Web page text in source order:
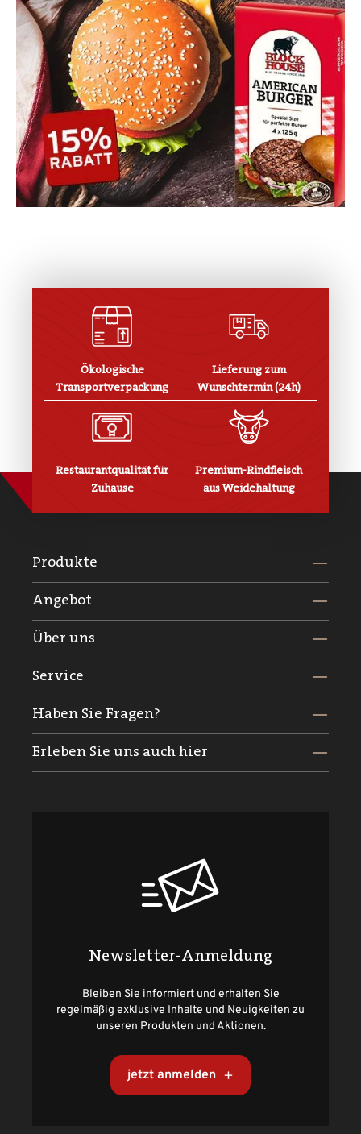
Ökologische
Transportverpackung
Lieferung zum
Wunschtermin (24h)
Restaurantqualität für
Zuhause
Premium-Rindfleisch
aus Weidehaltung
Produkte
Angebot
Über uns
Service
Haben Sie Fragen?
Erleben Sie uns auch hier
Newsletter-Anmeldung
Bleiben Sie informiert und erhalten Sie
regelmäßig exklusive Inhalte und Neuigkeiten zu
unseren Produkten und Aktionen.
jetzt anmelden